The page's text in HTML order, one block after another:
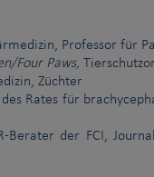
Professor für
Four Paws,
Züchter
Rates für
Berater der FCI,